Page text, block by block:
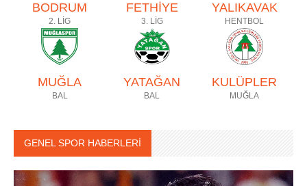
BODRUM
2. LİG
FETHİYE
3. LİG
YALIKAVAK
HENTBOL
MUĞLA
BAL
YATAĞAN
BAL
KULÜPLER
MUĞLA
GENEL SPOR HABERLERİ